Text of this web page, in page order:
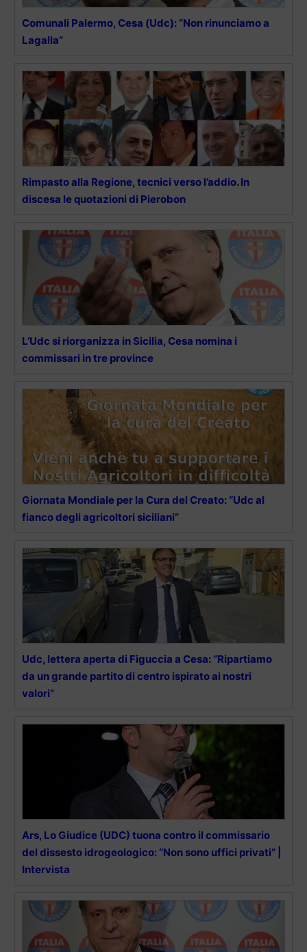
Comunali Palermo, Cesa (Udc): “Non rinunciamo a
Lagalla”
Rimpasto alla Regione, tecnici verso l’addio. In
discesa le quotazioni di Pierobon
L’Udc si riorganizza in Sicilia, Cesa nomina i
commissari in tre province
Giornata Mondiale per la Cura del Creato: “Udc al
fianco degli agricoltori siciliani”
Udc, lettera aperta di Figuccia a Cesa: “Ripartiamo
da un grande partito di centro ispirato ai nostri
valori”
Ars, Lo Giudice (UDC) tuona contro il commissario
del dissesto idrogeologico: “Non sono uffici privati” |
Intervista